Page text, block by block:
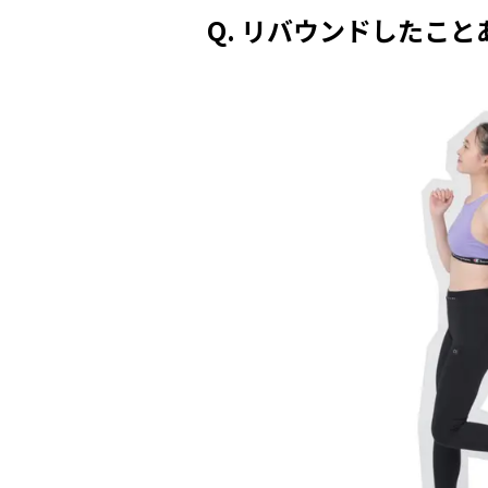
Q. リバウンドしたこと